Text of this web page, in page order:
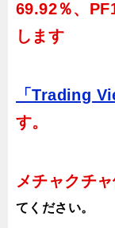
69.92％、
します
「Trading
す。
メチャクチ
てください。